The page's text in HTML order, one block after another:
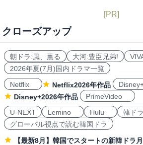
[PR]
クローズアップ
朝ドラ:風、薫る 大河:豊臣兄弟!
2026年夏(7月)国内ドラマ一覧
Netflix
Netflix2026年作品
Disney+2026年作品
PrimeVideo
U-NEXT
Lemino Hulu
韓ド
グローバル視点で読む韓国ドラ
【最新8月】韓国でスタートの新韓ドラ